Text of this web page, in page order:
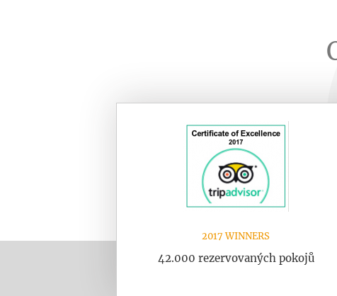
2017 WINNERS
42.000 rezervovaných pokojů